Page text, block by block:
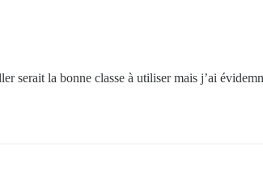
serait la bonne classe à utiliser mais j’ai